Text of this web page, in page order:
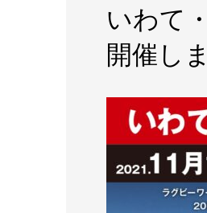
いわて
開催し